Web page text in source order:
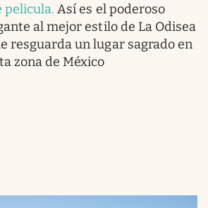
pelicula.Así es el poderoso
al mejor estilo de La Odisea
resguarda un lugar sagrado en
zona de México